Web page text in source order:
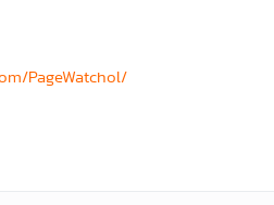
PageWatchol/